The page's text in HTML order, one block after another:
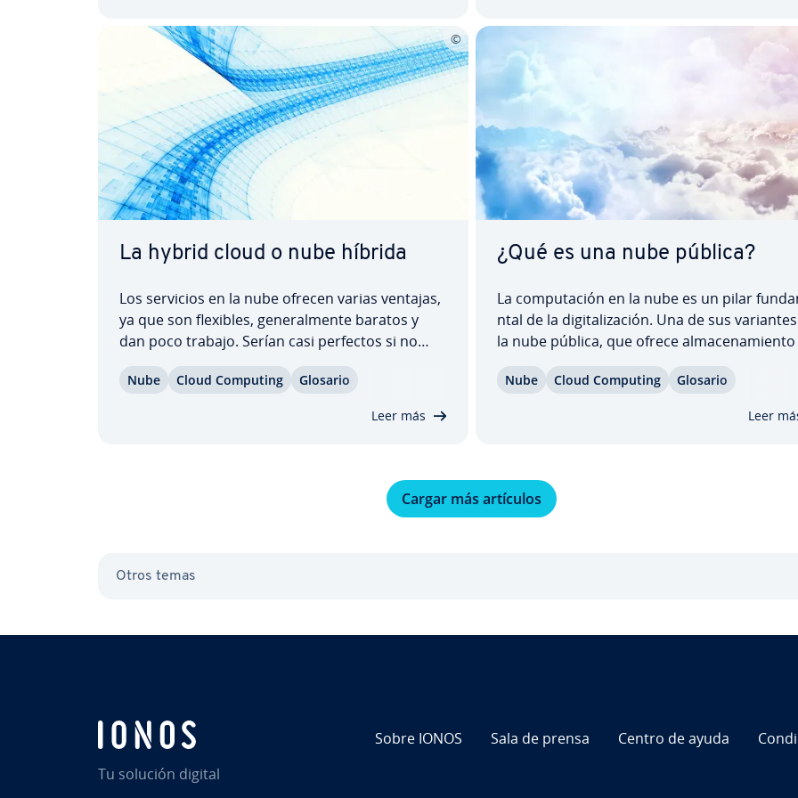
La hybrid cloud o nube híbrida
Los servicios en la nube ofrecen varias ventajas,
ya que son flexibles, ge­ne­ra­l­me­n­te baratos y
dan poco trabajo. Serían casi perfectos si no
co­n­fi­de­n­cia­les a terceros. La hybrid cloud
Nube Cloud Computing Glosario
Leer más
¿Qué es una nube pública?
La co­mpu­tación en la nube es un pilar
n­tal de la di­gi­ta­li­za­ción. Una de sus
la nube pública, que ofrece al­ma­ce­na­mie­n­to
servicios in­fo­r­má­ti­cos a través de Internet. En
este artículo te ex­pli­ca­mos en qué consiste la
Nube Cloud Computing Glosario
Leer
Cargar más artículos
Otros temas
Tu solución digital
Sobre IONOS Sala de prensa Centro de ayuda